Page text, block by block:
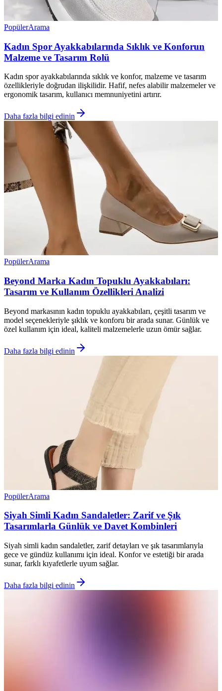
PopülerArama
Kadın Spor Ayakkabılarında Sıklık ve Konforun
Malzeme ve Tasarım Rolü
Kadın spor ayakkabılarında sıklık ve konfor, malzeme ve tasarım
özellikleriyle doğrudan ilişkilidir. Hafif, nefes alabilir malzemeler ve
ergonomik tasarım, kullanıcı memnuniyetini artırır.
Daha fazla bilgi edinin
PopülerArama
Beyond Marka Kadın Topuklu Ayakkabıları:
Tasarım ve Kullanım Özellikleri Analizi
Beyond markasının kadın topuklu ayakkabıları, çeşitli tasarım ve
model seçenekleriyle şıklık ve konforu bir arada sunar. Günlük ve
özel kullanım için ideal, kaliteli malzemelerle uzun ömür sağlar.
Daha fazla bilgi edinin
PopülerArama
Siyah Simli Kadın Sandaletler: Zarif ve Şık
Tasarımlarla Günlük ve Davet Kombinleri
Siyah simli kadın sandaletler, zarif detayları ve şık tasarımlarıyla
gece ve gündüz kullanımı için ideal. Konfor ve estetiği bir arada
sunar, farklı kıyafetlerle uyum sağlar.
Daha fazla bilgi edinin